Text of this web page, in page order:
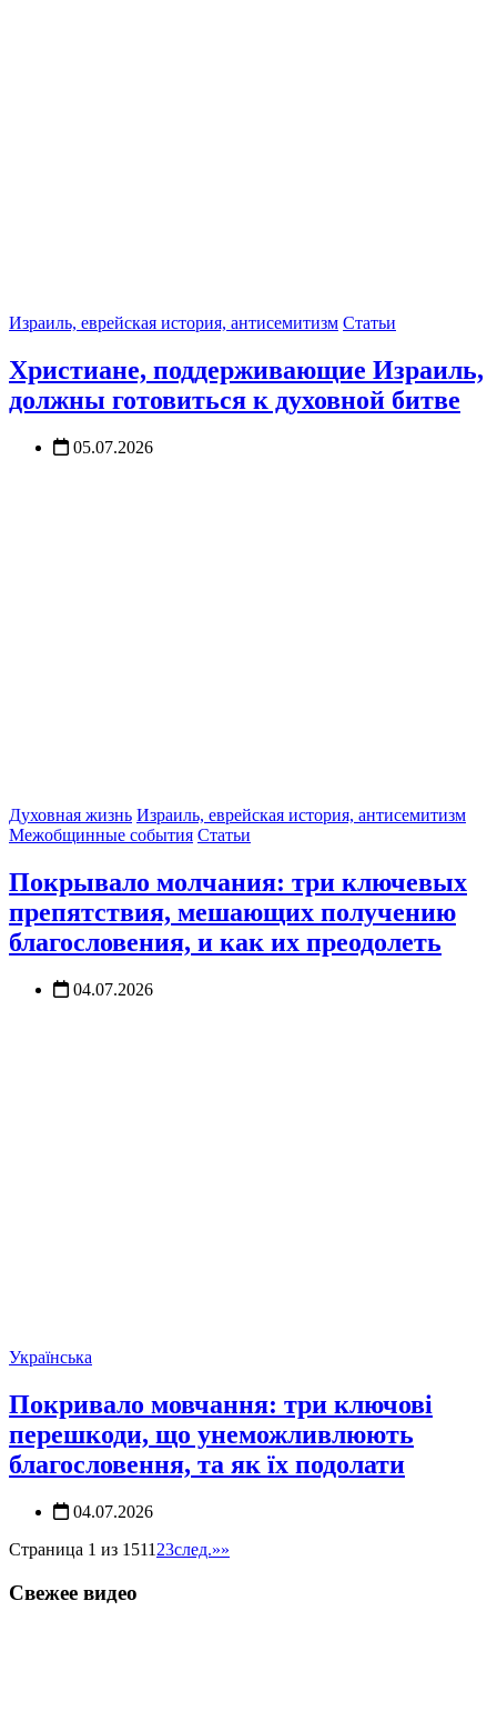
Израиль, еврейская история, антисемитизм Статьи
Христиане, поддерживающие Израиль,
должны готовиться к духовной битве
05.07.2026
Духовная жизнь Израиль, еврейская история, антисемитизм
Межобщинные события Статьи
Покрывало молчания: три ключевых
препятствия, мешающих получению
благословения, и как их преодолеть
04.07.2026
Українська
Покривало мовчання: три ключові
перешкоди, що унеможливлюють
благословення, та як їх подолати
04.07.2026
Страница 1 из 1511 23след.»»
Свежее видео